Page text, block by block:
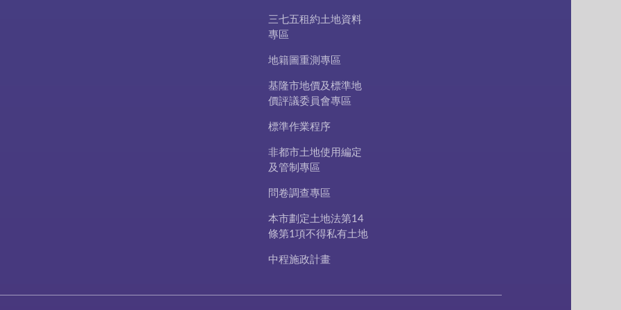
三七五租約土地資料
專區
地籍圖重測專區
基隆市地價及標準地
價評議委員會專區
標準作業程序
非都市土地使用編定
及管制專區
問卷調查專區
本市劃定土地法第14
條第1項不得私有土地
中程施政計畫